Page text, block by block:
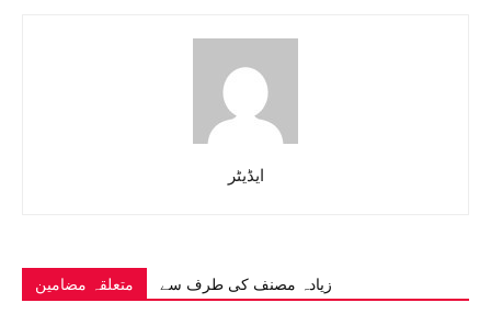
ایڈیٹر
متعلقہ مضامین زیادہ مصنف کی طرف سے